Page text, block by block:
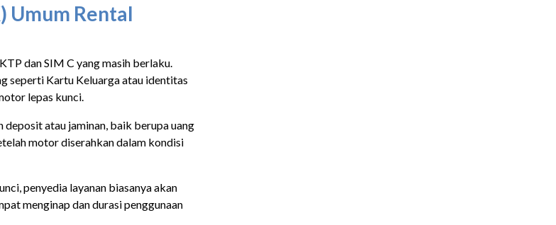
Umum Rental
dan SIM C yang masih berlaku.
seperti Kartu Keluarga atau identitas
lepas kunci.
deposit atau jaminan, baik berupa uang
motor diserahkan dalam kondisi
penyedia layanan biasanya akan
menginap dan durasi penggunaan